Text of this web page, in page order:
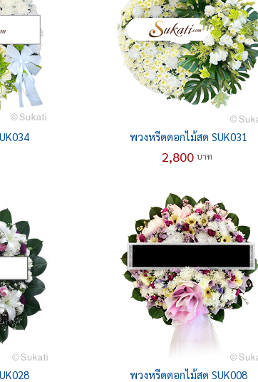
พวงหรีดดอกไม้สด SUK031
2,800บาท
พวงหรีดดอกไม้สด SUK008